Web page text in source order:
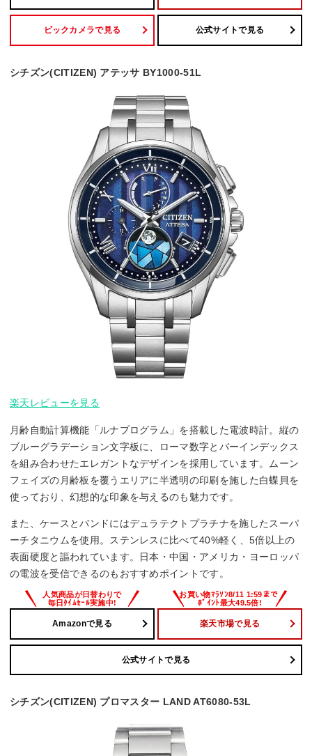
ビックカメラで見る 公式サイトで見る
シチズン(CITIZEN) アテッサ BY1000-51L
楽天レビューを見る
月齢自動計算機能「ルナプログラム」を搭載した電波時計。縦の
ブルーグラデーション文字板に、ローマ数字とバーインデックス
を組み合わせたエレガントなデザインを採用しています。ムーン
フェイズの月齢板を覆うエリアに半透明の印刷を施した白蝶貝を
使っており、幻想的な印象を与えるのも魅力です。
また、ケースとバンドにはデュラテクトプラチナを施したスーパ
ーチタニウムを使用。ステンレスに比べて40%軽く、5倍以上の
表面硬度と謳われています。日本・中国・アメリカ・ヨーロッパ
の電波を受信できるのもおすすめポイントです。
Amazonで見る 楽天市場で見る
公式サイトで見る
シチズン(CITIZEN) プロマスター LAND AT6080-53L